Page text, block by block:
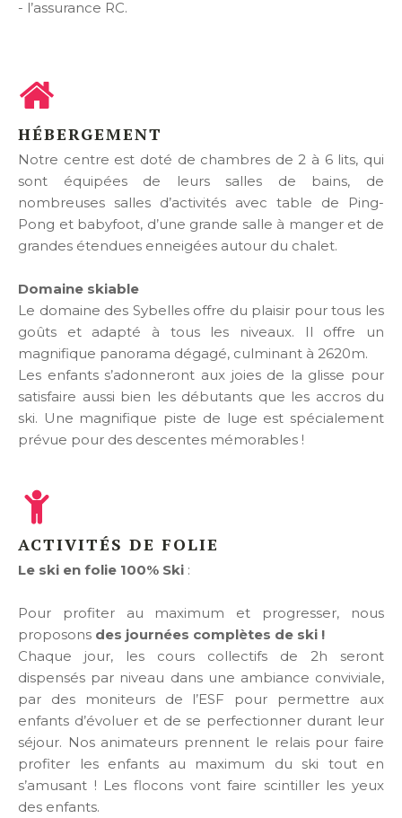
- l’assurance RC.
HÉBERGEMENT
Notre centre est doté de chambres de 2 à 6 lits, qui
sont équipées de leurs salles de bains, de
nombreuses salles d’activités avec table de Ping-
Pong et babyfoot, d’une grande salle à manger et de
grandes étendues enneigées autour du chalet.
Domaine skiable
Le domaine des Sybelles offre du plaisir pour tous les
goûts et adapté à tous les niveaux. Il offre un
magnifique panorama dégagé, culminant à 2620m.
Les enfants s’adonneront aux joies de la glisse pour
satisfaire aussi bien les débutants que les accros du
ski. Une magnifique piste de luge est spécialement
prévue pour des descentes mémorables !
ACTIVITÉS DE FOLIE
Le ski en folie 100% Ski :
Pour profiter au maximum et progresser, nous
proposons des journées complètes de ski !
Chaque jour, les cours collectifs de 2h seront
dispensés par niveau dans une ambiance conviviale,
par des moniteurs de l’ESF pour permettre aux
enfants d’évoluer et de se perfectionner durant leur
séjour. Nos animateurs prennent le relais pour faire
profiter les enfants au maximum du ski tout en
s’amusant ! Les flocons vont faire scintiller les yeux
des enfants.